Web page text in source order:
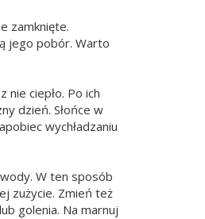
zamknięte.
jego pobór. Warto
nie ciepło. Po ich
dzień. Słońce w
wychładzaniu
W ten sposób
zużycie. Zmień też
golenia. Na marnuj